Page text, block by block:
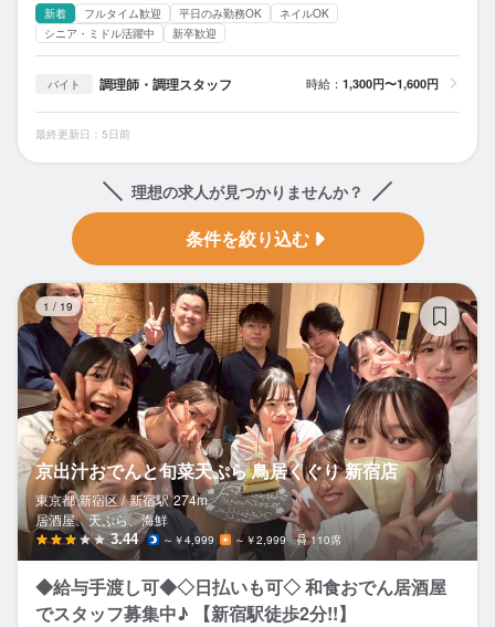
新着 フルタイム歓迎 平日のみ勤務OK
ネイルOK
シニア・ミドル活躍中
新卒歓迎
バイト 調理師・調理スタッフ 時給： 1,300円〜1,600円
最終更新日：5日前
理想の求人が見つかりませんか？
条件を絞り込む
1 / 19
京出汁おでんと旬菜天ぷら 鳥居くぐり 新宿店
東京都 新宿区 / 新宿駅 274m
居酒屋、天ぷら、海鮮
3.44 ～￥4,999 ～￥2,999 110席
◆給与手渡し可◆◇日払いも可◇ 和食おでん居酒屋
でスタッフ募集中♪ 【新宿駅徒歩2分!!】